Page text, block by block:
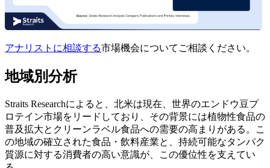
アナリストに相談する市場機会についてご相談ください。
地域別分析
Straits Researchによると、北米は現在、世界のエンドウ豆プ
ロテイン市場をリードしており、その背景には植物性食品の
普及拡大とクリーンラベル食品への需要の高まりがある。こ
の地域の確立された食品・飲料産業と、持続可能なタンパク
質源に対する消費者の高い意識が、この優位性を支えてい